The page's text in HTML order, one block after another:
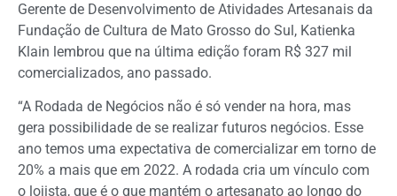
Gerente de Desenvolvimento de Atividades Artesanais da
Fundação de Cultura de Mato Grosso do Sul, Katienka
Klain lembrou que na última edição foram R$ 327 mil
comercializados, ano passado.
“A Rodada de Negócios não é só vender na hora, mas
gera possibilidade de se realizar futuros negócios. Esse
ano temos uma expectativa de comercializar em torno de
20% a mais que em 2022. A rodada cria um vínculo com
o lojista, que é o que mantém o artesanato ao longo do